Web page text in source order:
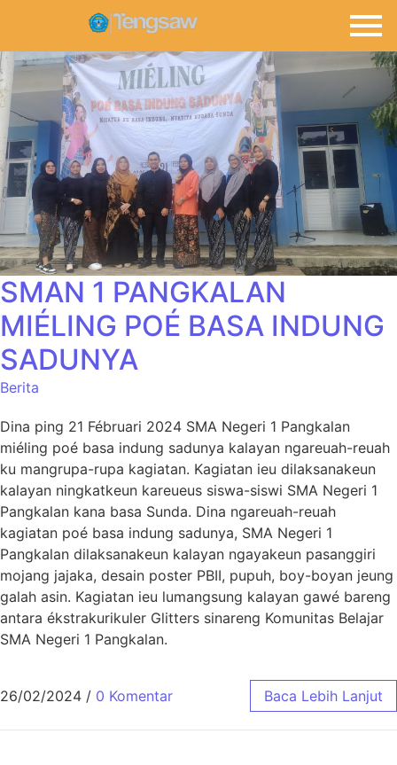
SMAN 1 PANGKALAN
MIÉLING POÉ BASA INDUNG
SADUNYA
Berita
Dina ping 21 Fébruari 2024 SMA Negeri 1 Pangkalan
miéling poé basa indung sadunya kalayan ngareuah-reuah
ku mangrupa-rupa kagiatan. Kagiatan ieu dilaksanakeun
kalayan ningkatkeun kareueus siswa-siswi SMA Negeri 1
Pangkalan kana basa Sunda. Dina ngareuah-reuah
kagiatan poé basa indung sadunya, SMA Negeri 1
Pangkalan dilaksanakeun kalayan ngayakeun pasanggiri
mojang jajaka, desain poster PBII, pupuh, boy-boyan jeung
galah asin. Kagiatan ieu lumangsung kalayan gawé bareng
antara ékstrakurikuler Glitters sinareng Komunitas Belajar
SMA Negeri 1 Pangkalan.
26/02/2024 / 0 Komentar Baca Lebih Lanjut